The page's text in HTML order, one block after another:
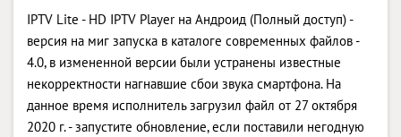
IPTV Lite - HD IPTV Player на Андроид (Полный доступ) -
версия на миг запуска в каталоге современных файлов -
4.0, в измененной версии были устранены известные
некорректности нагнавшие сбои звука смартфона. На
данное время исполнитель загрузил файл от 27 октября
2020 г. - запустите обновление, если поставили негодную